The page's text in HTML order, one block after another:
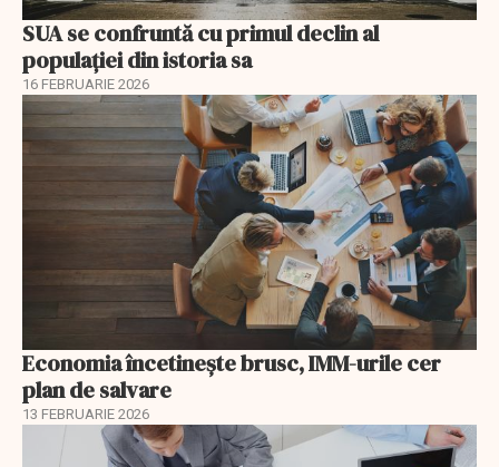
SUA se confruntă cu primul declin al
populației din istoria sa
16 FEBRUARIE 2026
Economia încetinește brusc, IMM-urile cer
plan de salvare
13 FEBRUARIE 2026